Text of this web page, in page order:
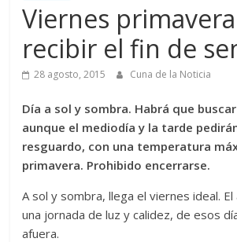
Viernes
recibir el fin de
28 agosto, 2015 Cuna de la Noticia
Día a sol y sombra. Habrá que
aunque el mediodía y la tarde
resguardo, con una temperatura
primavera. Prohibido encerrarse.
A sol y sombra, llega el viernes ideal.
una jornada de luz y calidez, de esos
afuera.